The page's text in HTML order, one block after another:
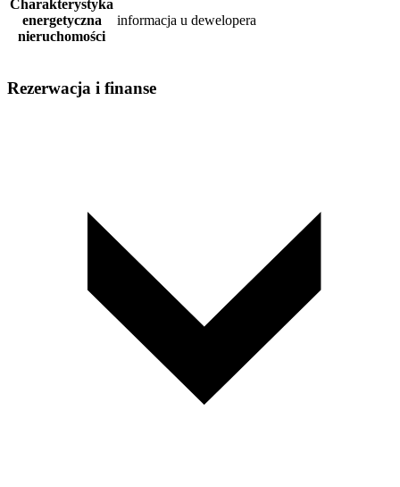
Charakterystyka
energetyczna
nieruchomości
informacja u dewelopera
Rezerwacja i finanse